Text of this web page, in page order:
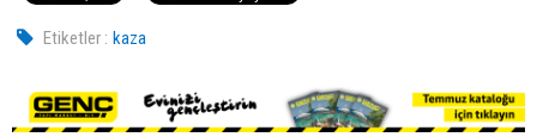
Etiketler : kaza